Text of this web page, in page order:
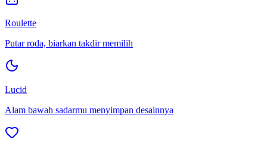
Roulette
Putar roda, biarkan takdir memilih
Lucid
Alam bawah sadarmu menyimpan desainnya